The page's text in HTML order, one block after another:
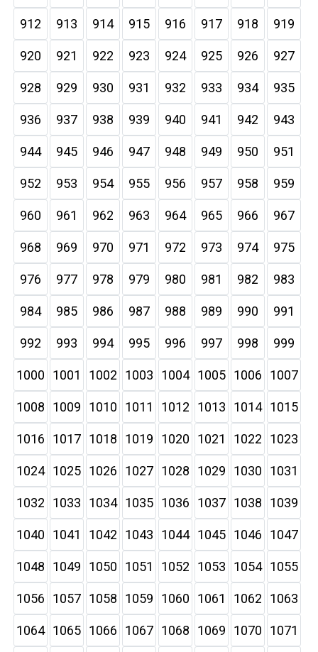
912 913 914 915 916 917 918 919
920 921 922 923 924 925 926 927
928 929 930 931 932 933 934 935
936 937 938 939 940 941 942 943
944 945 946 947 948 949 950 951
952 953 954 955 956 957 958 959
960 961 962 963 964 965 966 967
968 969 970 971 972 973 974 975
976 977 978 979 980 981 982 983
984 985 986 987 988 989 990 991
992 993 994 995 996 997 998 999
1000 1001 1002 1003 1004 1005 1006 1007
1008 1009 1010 1011 1012 1013 1014 1015
1016 1017 1018 1019 1020 1021 1022 1023
1024 1025 1026 1027 1028 1029 1030 1031
1032 1033 1034 1035 1036 1037 1038 1039
1040 1041 1042 1043 1044 1045 1046 1047
1048 1049 1050 1051 1052 1053 1054 1055
1056 1057 1058 1059 1060 1061 1062 1063
1064 1065 1066 1067 1068 1069 1070 1071